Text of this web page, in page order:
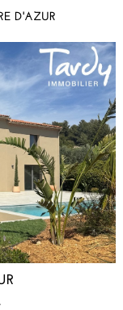
D'AZUR